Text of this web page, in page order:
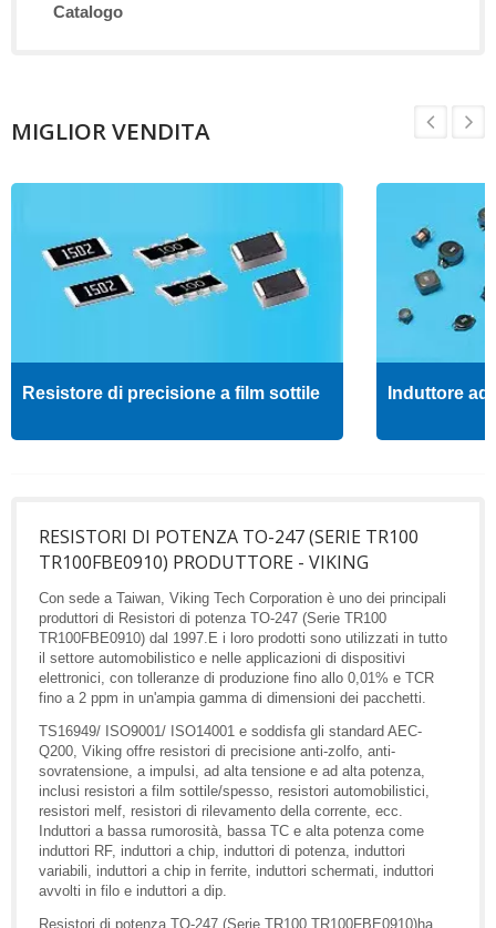
Catalogo
MIGLIOR VENDITA
Resistore di precisione a film sottile Induttore
RESISTORI DI POTENZA TO-247 (SERIE TR100
TR100FBE0910) PRODUTTORE - VIKING
Con sede a Taiwan, Viking Tech Corporation è uno dei principali
produttori di Resistori di potenza TO-247 (Serie TR100
TR100FBE0910) dal 1997.E i loro prodotti sono utilizzati in tutto
il settore automobilistico e nelle applicazioni di dispositivi
elettronici, con tolleranze di produzione fino allo 0,01% e TCR
fino a 2 ppm in un'ampia gamma di dimensioni dei pacchetti.
TS16949/ ISO9001/ ISO14001 e soddisfa gli standard AEC-
Q200, Viking offre resistori di precisione anti-zolfo, anti-
sovratensione, a impulsi, ad alta tensione e ad alta potenza,
inclusi resistori a film sottile/spesso, resistori automobilistici,
resistori melf, resistori di rilevamento della corrente, ecc.
Induttori a bassa rumorosità, bassa TC e alta potenza come
induttori RF, induttori a chip, induttori di potenza, induttori
variabili, induttori a chip in ferrite, induttori schermati, induttori
avvolti in filo e induttori a dip.
Resistori di potenza TO-247 (Serie TR100 TR100FBE0910)ha